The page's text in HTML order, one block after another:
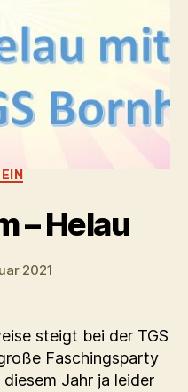
– Helau
2021
steigt bei der TGS
Faschingsparty
Jahr ja leider